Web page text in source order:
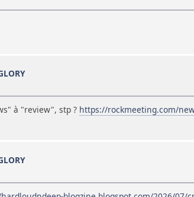
à "review", stp ? https://rockmeeting.com/